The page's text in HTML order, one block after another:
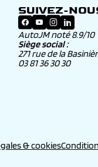
SUIVEZ-
AutoJM noté 8.9/10
Siège social :
271 rue de la
03 81 36 30 30
& cookies